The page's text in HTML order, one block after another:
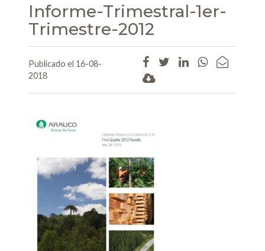
Informe-Trimestral-1er-
Trimestre-2012
Publicado el 16-08-
2018